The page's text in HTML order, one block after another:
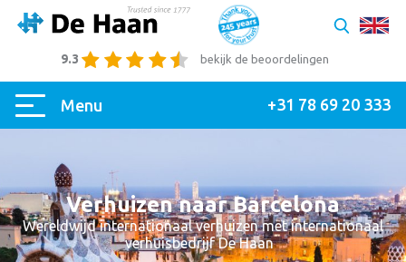
bekijk de beoordelingen
9.3
Menu +31 78 69 20 333
Verhuizen naar Barcelona
Wereldwijd internationaal verhuizen met internationaal
verhuisbedrijf De Haan|